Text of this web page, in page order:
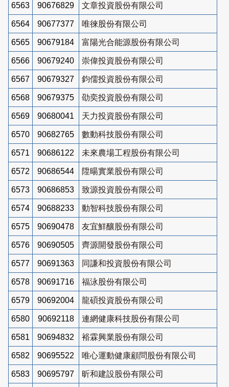
6563 90676829 文章投資股份有限公司
6564 90677377 唯徠股份有限公司
6565 90679184 富陽光合能源股份有限公司
6566 90679240 崇偉投資股份有限公司
6567 90679327 鈞儒投資股份有限公司
6568 90679375 劭奕投資股份有限公司
6569 90680041 天力投資股份有限公司
6570 90682765 數動科技股份有限公司
6571 90686122 未來農場工程股份有限公司
6572 90686544 陞暘實業股份有限公司
6573 90686853 致源投資股份有限公司
6574 90688233 動智科技股份有限公司
6575 90690478 友宜鮮釀股份有限公司
6576 90690505 齊源開發股份有限公司
6577 90691363 同謙和投資股份有限公司
6578 90691716 福泳股份有限公司
6579 90692004 龍碩投資股份有限公司
6580 90692118 連網健康科技股份有限公司
6581 90694832 裕霖興業股份有限公司
6582 90695522 唯心運動健康顧問股份有限公司
6583 90695797 昕和建設股份有限公司